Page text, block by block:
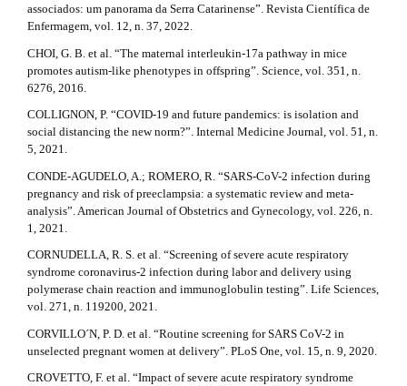
associados: um panorama da Serra Catarinense”. Revista Científica de
Enfermagem, vol. 12, n. 37, 2022.
CHOI, G. B. et al. “The maternal interleukin-17a pathway in mice
promotes autism-like phenotypes in offspring”. Science, vol. 351, n.
6276, 2016.
COLLIGNON, P. “COVID‐19 and future pandemics: is isolation and
social distancing the new norm?”. Internal Medicine Journal, vol. 51, n.
5, 2021.
CONDE-AGUDELO, A.; ROMERO, R. “SARS-CoV-2 infection during
pregnancy and risk of preeclampsia: a systematic review and meta-
analysis”. American Journal of Obstetrics and Gynecology, vol. 226, n.
1, 2021.
CORNUDELLA, R. S. et al. “Screening of severe acute respiratory
syndrome coronavirus-2 infection during labor and delivery using
polymerase chain reaction and immunoglobulin testing”. Life Sciences,
vol. 271, n. 119200, 2021.
CORVILLO´N, P. D. et al. “Routine screening for SARS CoV-2 in
unselected pregnant women at delivery”. PLoS One, vol. 15, n. 9, 2020.
CROVETTO, F. et al. “Impact of severe acute respiratory syndrome